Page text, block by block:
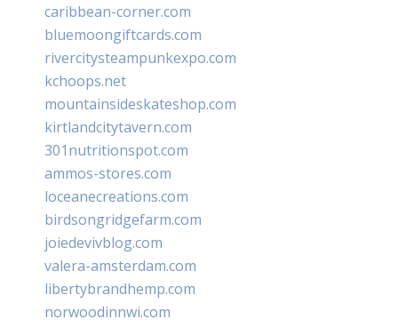
caribbean-corner.com
bluemoongiftcards.com
rivercitysteampunkexpo.com
kchoops.net
mountainsideskateshop.com
kirtlandcitytavern.com
301nutritionspot.com
ammos-stores.com
loceanecreations.com
birdsongridgefarm.com
joiedevivblog.com
valera-amsterdam.com
libertybrandhemp.com
norwoodinnwi.com